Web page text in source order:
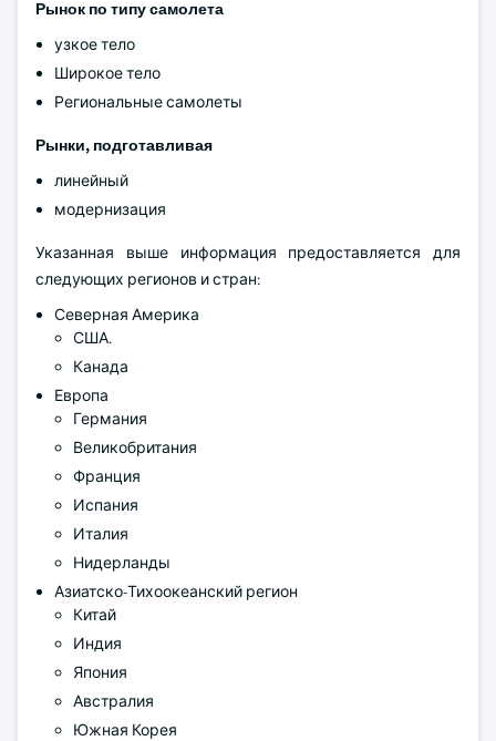
Рынок по типу самолета
узкое тело
Широкое тело
Региональные самолеты
Рынки, подготавливая
линейный
модернизация
Указанная выше информация предоставляется для
следующих регионов и стран:
Северная Америка
США.
Канада
Европа
Германия
Великобритания
Франция
Испания
Италия
Нидерланды
Азиатско-Тихоокеанский регион
Китай
Индия
Япония
Австралия
Южная Корея